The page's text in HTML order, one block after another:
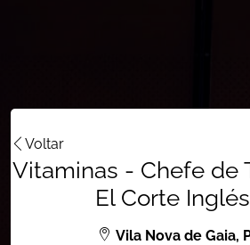
Voltar
Vitaminas - Chefe de
El Corte
Vila Nova de Gaia,